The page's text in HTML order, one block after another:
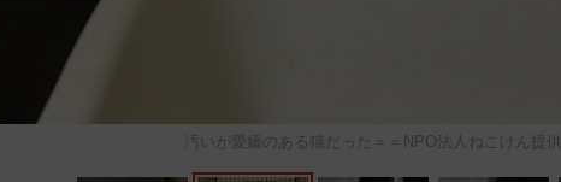
汚いが愛嬌のある猫だった＝＝NPO法人ねこけん提供